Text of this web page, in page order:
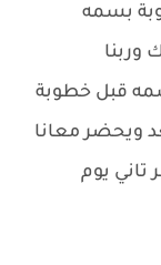
بسمه
قبل خطوبة
ويحضر معانا
يوم